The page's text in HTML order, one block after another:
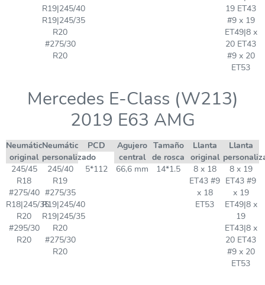
R19|245/40
R19|245/35
R20
#275/30
R20
19 ET43
#9 x 19
ET49|8 x
20 ET43
#9 x 20
ET53
Mercedes E-Class (W213)
2019 E63 AMG
Neumático
original
Neumático
personalizado
PCD
Agujero
central
Tamaño
de rosca
Llanta
original
Llanta
245/45
R18
#275/40
R18|245/35
R20
#295/30
R20
245/40
R19
#275/35
R19|245/40
R19|245/35
R20
#275/30
R20
5*112 66,6 mm 14*1.5
8 x 18
ET43 #9
x 18
ET53
8 x 19
ET43 #9
x 19
ET49|8 x
19
ET43|8 x
20 ET43
#9 x 20
ET53